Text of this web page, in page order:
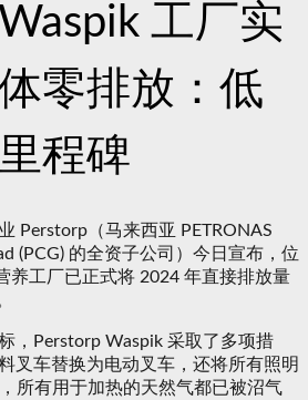
工厂实
零排放：低
程碑
Perstorp（马来西亚 PETRONAS
(PCG) 的全资子公司）今日宣布，位
养工厂已正式将 2024 年直接排放量
，Perstorp Waspik 采取了多项措
叉车替换为电动叉车，还将所有照明
所有用于加热的天然气都已被沼气